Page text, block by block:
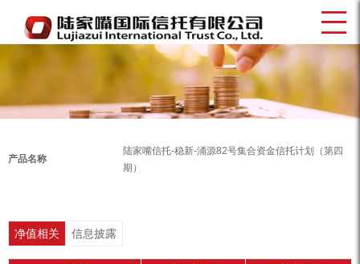
产品名称
陆家嘴信托-稳新-涌源82号集合资金信托计划（第四
期）
净值相关 信息披露